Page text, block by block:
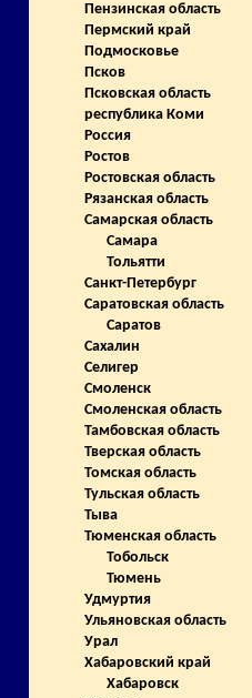
Пензинская область
Пермский край
Подмосковье
Псков
Псковская область
республика Коми
Россия
Ростов
Ростовская область
Рязанская область
Самарская область
Самара
Тольятти
Санкт-Петербург
Саратовская область
Саратов
Сахалин
Селигер
Смоленск
Смоленская область
Тамбовская область
Тверская область
Томская область
Тульская область
Тыва
Тюменская область
Тобольск
Тюмень
Удмуртия
Ульяновская область
Урал
Хабаровский край
Хабаровск